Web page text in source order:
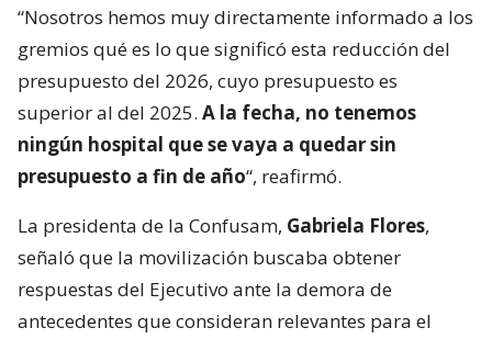
“Nosotros hemos muy directamente informado a los
gremios qué es lo que significó esta reducción del
presupuesto del 2026, cuyo presupuesto es
superior al del 2025. A la fecha, no tenemos
ningún hospital que se vaya a quedar sin
presupuesto a fin de año“, reafirmó.
La presidenta de la Confusam, Gabriela Flores,
señaló que la movilización buscaba obtener
respuestas del Ejecutivo ante la demora de
antecedentes que consideran relevantes para el